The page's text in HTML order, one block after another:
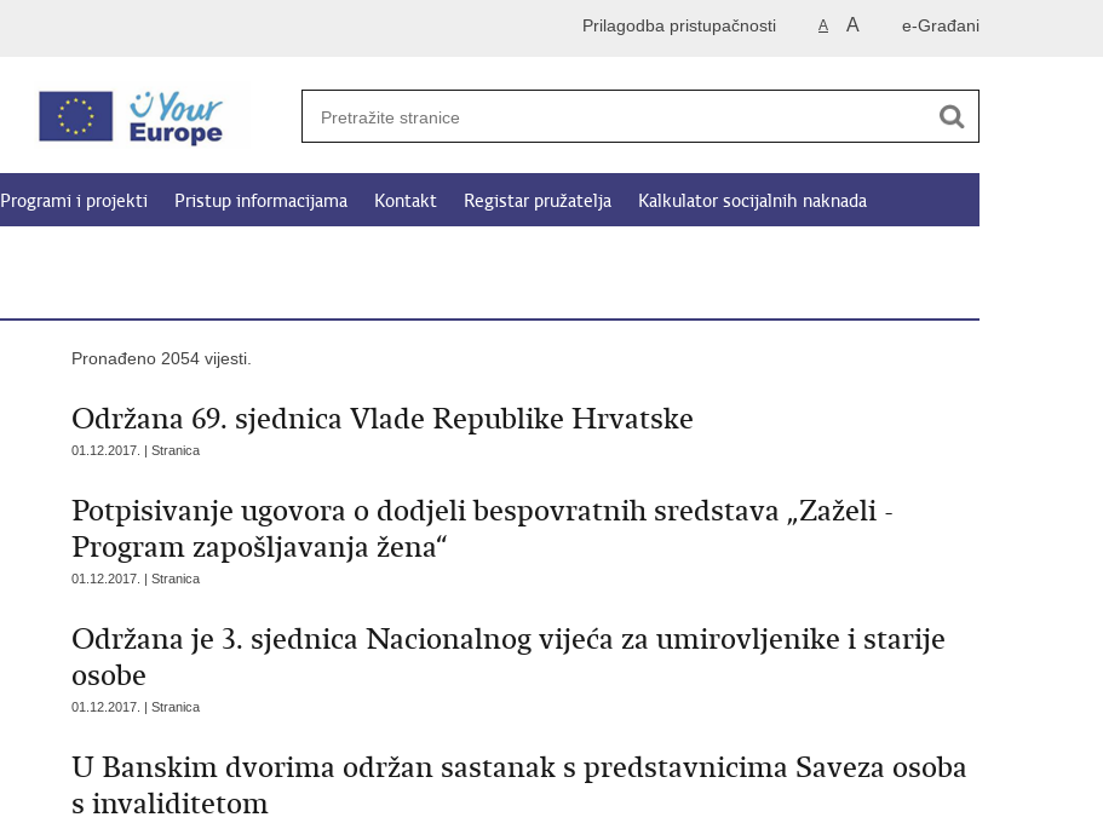
e-Građani
A A
Prilagodba pristupačnosti
Programi i projekti Pristup informacijama Kontakt Registar pružatelja Kalkulator socijalnih naknada
Pronađeno 2054 vijesti.
Održana 69. sjednica Vlade Republike Hrvatske
01.12.2017. | Stranica
Potpisivanje ugovora o dodjeli bespovratnih sredstava „Zaželi -
Program zapošljavanja žena“
01.12.2017. | Stranica
Održana je 3. sjednica Nacionalnog vijeća za umirovljenike i starije
osobe
01.12.2017. | Stranica
U Banskim dvorima održan sastanak s predstavnicima Saveza osoba
s invaliditetom